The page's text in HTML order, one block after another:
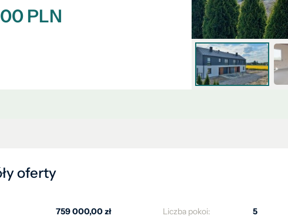
PLN
oferty
759 000,00 zł
Liczba pokoi:
5